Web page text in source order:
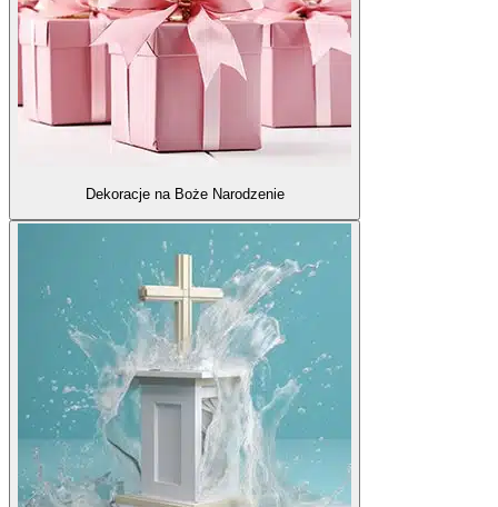
Dekoracje na Boże Narodzenie